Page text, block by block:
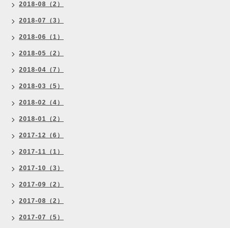
2018-08（2）
2018-07（3）
2018-06（1）
2018-05（2）
2018-04（7）
2018-03（5）
2018-02（4）
2018-01（2）
2017-12（6）
2017-11（1）
2017-10（3）
2017-09（2）
2017-08（2）
2017-07（5）